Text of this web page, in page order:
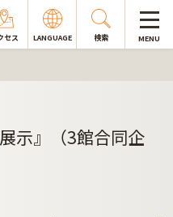
セス LANGUAGE 検索 MENU
示』（3館合同企